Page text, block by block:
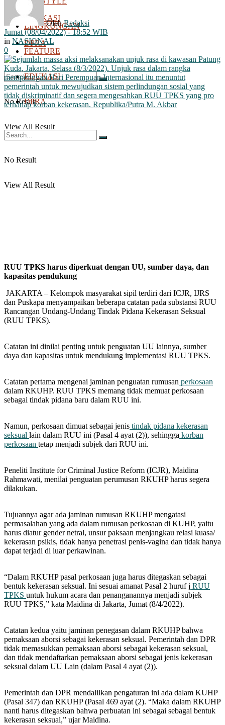
EDUKASI
DPRA
No Result
View All Result
LINGKUNGAN
FEATURE
EDUKASI
DPRA
No Result
View All Result
Oleh Redaksi
Jumat (08/04/2022) - 18:52 WIB
in NASIONAL
0
RUU TPKS harus diperkuat dengan UU, sumber daya, dan
kapasitas pendukung
JAKARTA – Kelompok masyarakat sipil terdiri dari ICJR, IJRS
dan Puskapa menyampaikan beberapa catatan pada substansi RUU
Rancangan Undang-Undang Tindak Pidana Kekerasan Seksual
(RUU TPKS).
Catatan ini dinilai penting untuk penguatan UU lainnya, sumber
daya dan kapasitas untuk mendukung implementasi RUU TPKS.
Catatan pertama mengenai jaminan penguatan rumusan perkosaan
dalam RKUHP. RUU TPKS memang tidak memuat perkosaan
sebagai tindak pidana baru dalam RUU ini.
Namun, perkosaan dimuat sebagai jenis tindak pidana kekerasan
seksual lain dalam RUU ini (Pasal 4 ayat (2)), sehingga korban
perkosaan tetap menjadi subjek dari RUU ini.
Peneliti Institute for Criminal Justice Reform (ICJR), Maidina
Rahmawati, menilai penguatan perumusan RKUHP harus segera
dilakukan.
Tujuannya agar ada jaminan rumusan RKUHP mengatasi
permasalahan yang ada dalam rumusan perkosaan di KUHP, yaitu
harus diatur gender netral, unsur paksaan menjangkau relasi kuasa/
kekerasan psikis, tidak hanya penetrasi penis-vagina dan tidak hanya
dapat terjadi di luar perkawinan.
“Dalam RKUHP pasal perkosaan juga harus ditegaskan sebagai
bentuk kekerasan seksual. Ini sesuai amanat Pasal 2 huruf j RUU
TPKS untuk hukum acara dan penanganannya menjadi subjek
RUU TPKS,” kata Maidina di Jakarta, Jumat (8/4/2022).
Catatan kedua yaitu jaminan penegasan dalam RKUHP bahwa
pemaksaan aborsi sebagai kekerasan seksual. Pemerintah dan DPR
tidak memasukkan pemaksaan aborsi sebagai kekerasan seksual,
dan tidak mendaftarkan pemaksaan aborsi sebagai jenis kekerasan
seksual dalam UU Lain (dalam Pasal 4 ayat (2)).
Pemerintah dan DPR mendalilkan pengaturan ini ada dalam KUHP
(Pasal 347) dan RKUHP (Pasal 469 ayat (2). “Maka dalam RKUHP
nanti harus ditegaskan bahwa perbuatan ini sebagai sebagai bentuk
kekerasan seksual,” ujar Maidina.